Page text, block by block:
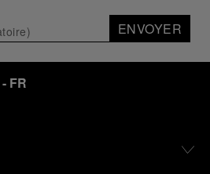
ENVOYER
- FR